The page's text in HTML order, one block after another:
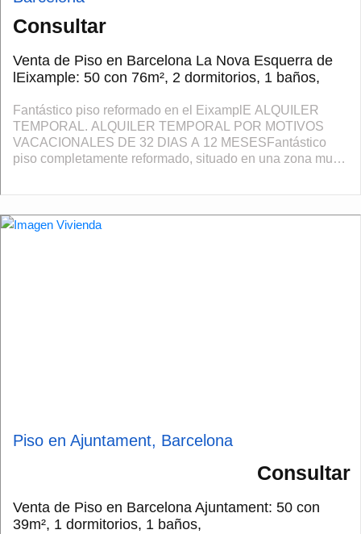
Consultar
Venta de Piso en Barcelona La Nova Esquerra de
lEixample: 50 con 76m², 2 dormitorios, 1 baños,
Fantástico piso reformado en el EixamplE ALQUILER
TEMPORAL. ALQUILER TEMPORAL POR MOTIVOS
VACACIONALES DE 32 DIAS A 12 MESESFantástico
piso completamente reformado, situado en una zona muy
Piso en Ajuntament, Barcelona
Consultar
Venta de Piso en Barcelona Ajuntament: 50 con
39m², 1 dormitorios, 1 baños,